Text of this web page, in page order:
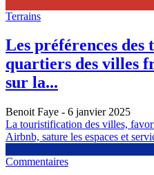
Terrains
Les préférences des
quartiers des villes
sur la...
Benoit Faye - 6 janvier 2025
La touristification des villes,
Airbnb, sature les espaces et
Commentaires